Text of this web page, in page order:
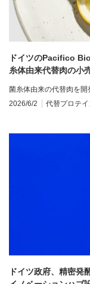
ドイツのPacifico
糸体由来代替肉の小
菌糸体由来の代替肉を
2026/6/2
代替プロテイ
ドイツ政府、精密発